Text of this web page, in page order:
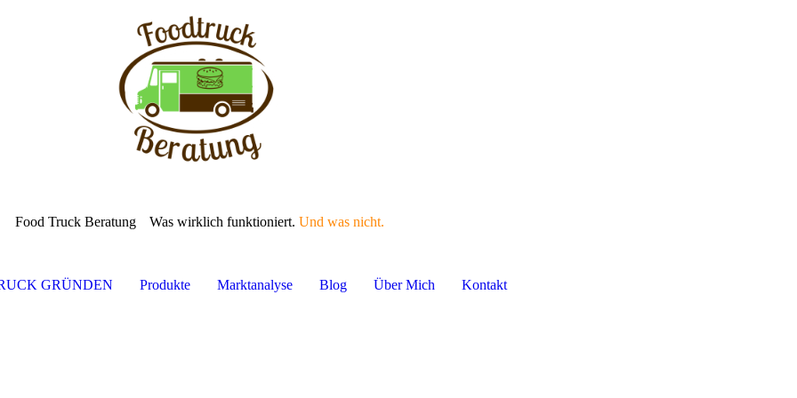
Food Truck Beratung Was wirklich funktioniert. Und was nicht.
GRÜNDEN Produkte Marktanalyse Blog Über Mich Kontakt